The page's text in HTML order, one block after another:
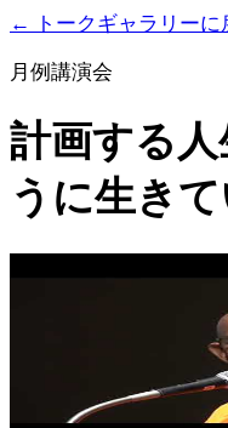
← トークギャラリーに
月例講演会
計画する
うに生き